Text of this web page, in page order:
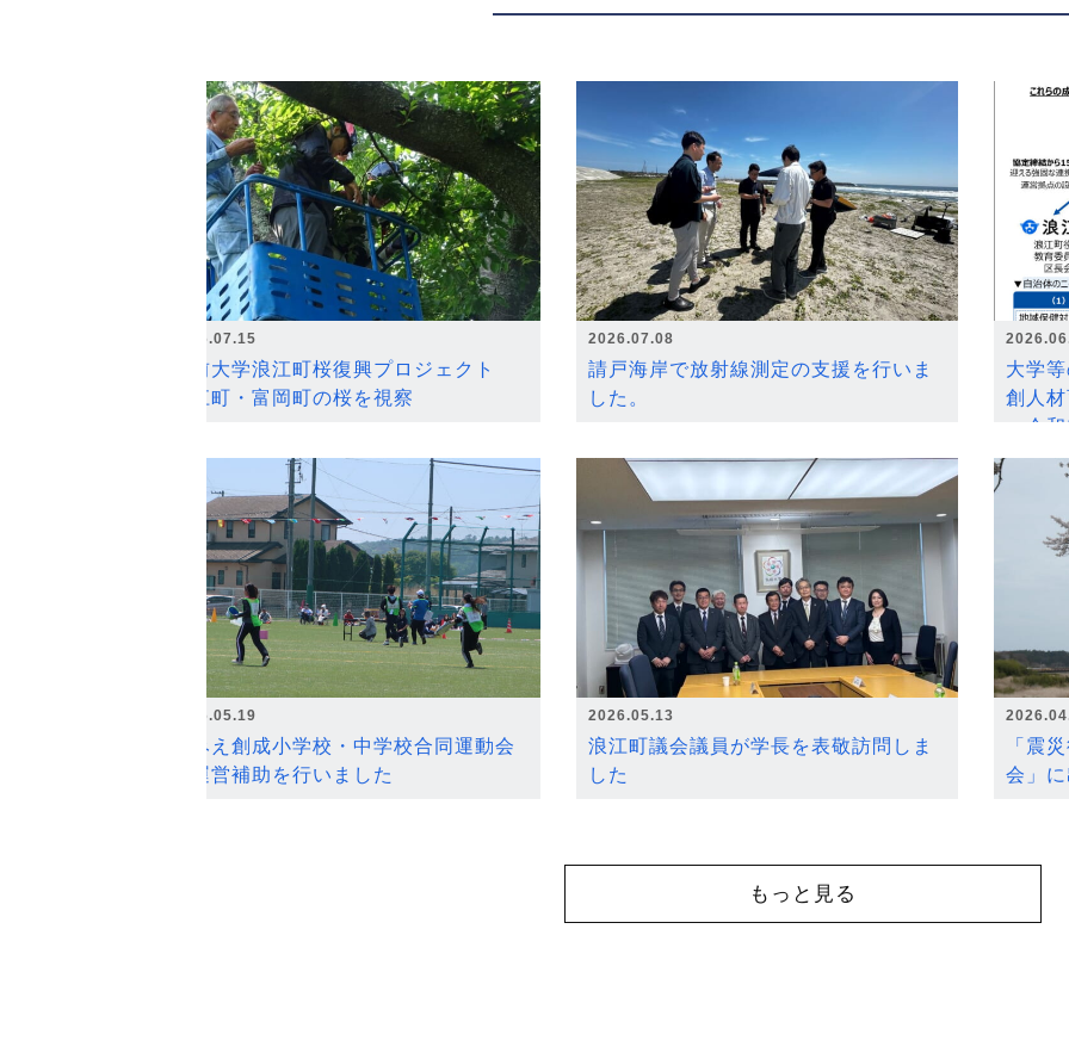
2026.07.15
弘前大学浪江町桜復興プロジェクト
浪江町・富岡町の桜を視察
2026.07.08
請戸海岸で放射線測定の支援を行いま
した。
大学
創人
～令
2026.05.19
なみえ創成小学校・中学校合同運動会
の運営補助を行いました
2026.05.13
浪江町議会議員が学長を表敬訪問しま
した
「震
会」
もっと見る